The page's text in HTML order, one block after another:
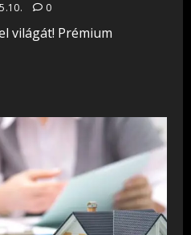
0
világát! Prémium